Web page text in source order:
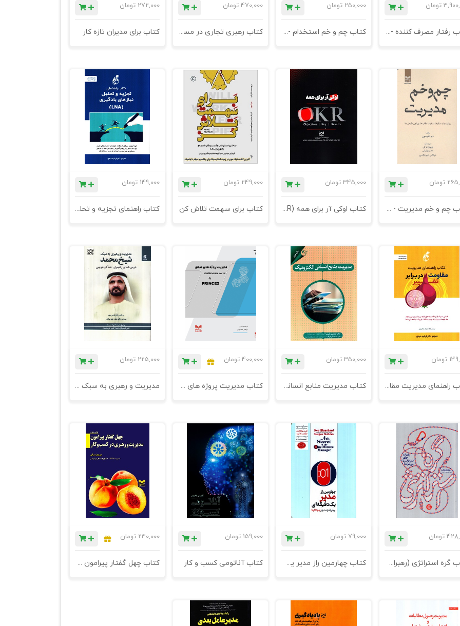
تومان
کتاب رفتار مصرف کننده - خرید ، داشتن ، و بودن - چاپ شانزدهم
250,000 تومان
کتاب چم و خم استخدام -- چاپ دهم
470,000 تومان
کتاب رهبری تجاری در مسیر عالی - چاپ سوم
272,000 تومان
کتاب برای مدیران تازه کار
تومان
کتاب چم و خم مدیریت - روایط یک سقوط : سکوت عقاب ها وراجی طوطی ها - چاپ دوازدهم
345,000 تومان
کتاب اوکی آر برای همه (OKR) - چاپ دوم
249,000 تومان
کتاب برای سهمت تلاش کن
149,000 تومان
کتاب راهنمای تجزیه و تحلیل نیازهای یادگیری (LNA)
تومان
کتاب راهنمای مدیریت مقاومت در برابر تغییر
350,000 تومان
کتاب مدیریت منابع انسانی الکترونیک
400,000 تومان
کتاب مدیریت پروژه های موفق با PRINCE2
225,000 تومان
مدیریت و رهبری به سبک شیخ محمد - چاپ پنجم
تومان
کتاب گره استراتژی (رهبران چطور استراتژیست می‌شوند؟)
79,000 تومان
کتاب چهارمین راز مدیر یک دقیقه ای (روشی قدرتمند برای بهبود کارها)
159,000 تومان
کتاب آناتومی کسب و کار
230,000 تومان
کتاب چهل گفتار پیرامون مدیریت و رهبری در کسب و کار - چاپ پنجم